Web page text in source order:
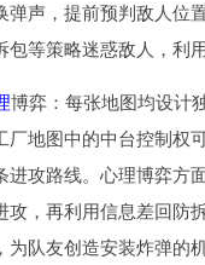
弹声，提前预判敌人位
包等策略迷惑敌人，利
博弈：每张地图均设计
厂地图中的中台控制权
进攻路线。心理博弈方
攻，再利用信息差回防
队友创造安装炸弹的机